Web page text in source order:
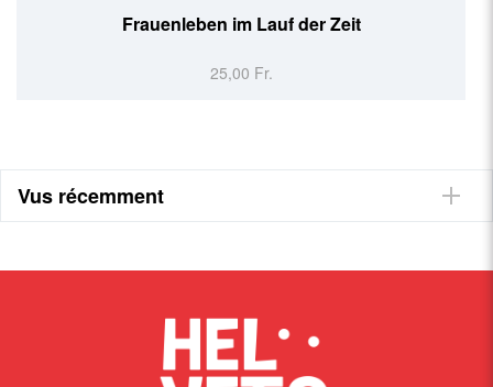
Frauenleben im Lauf der Zeit
25,00 Fr.
Vus récemment